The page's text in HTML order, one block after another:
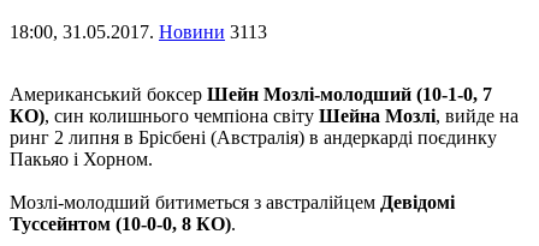
18:00, 31.05.2017. Новини 3113
Американський боксер Шейн Мозлі-молодший (10-1-0, 7
КО), син колишнього чемпіона світу Шейна Мозлі, вийде на
ринг 2 липня в Брісбені (Австралія) в андеркарді поєдинку
Пакьяо і Хорном.
Мозлі-молодший битиметься з австралійцем Девідомі
Туссейнтом (10-0-0, 8 КО).